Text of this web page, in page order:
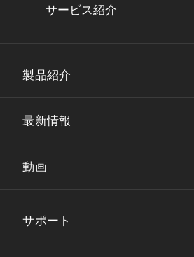
サービス紹介
DX・店舗ソリューション
製品紹介
最新情報
動画
サポート